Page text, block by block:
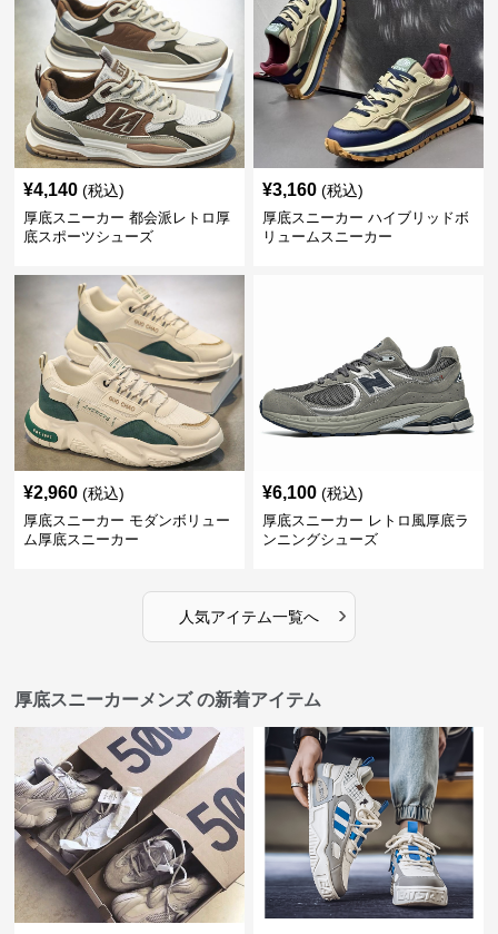
¥4,140 (税込)
厚底スニーカー 都会派レトロ厚
底スポーツシューズ
¥3,160 (税込)
厚底スニーカー ハイブリッドボ
リュームスニーカー
¥2,960 (税込)
厚底スニーカー モダンボリュー
ム厚底スニーカー
¥6,100 (税込)
厚底スニーカー レトロ風厚底ラ
ンニングシューズ
人気アイテム一覧へ ›
厚底スニーカーメンズ の新着アイテム